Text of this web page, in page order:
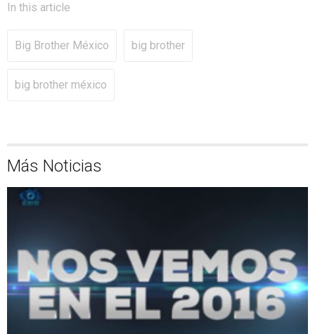
In this article
Big Brother México big brother
big brother méxico
Más Noticias